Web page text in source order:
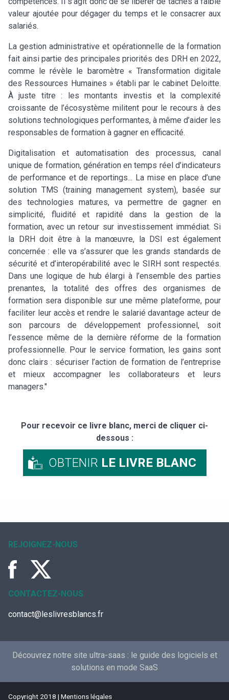
valeur ajoutée pour dégager du temps et le consacrer aux
salariés.
La gestion administrative et opérationnelle de la formation
fait ainsi partie des principales priorités des DRH en 2022,
comme le révèle le baromètre « Transformation digitale
des Ressources Humaines » établi par le cabinet Deloitte.
À juste titre : les montants investis et la complexité
croissante de l’écosystème militent pour le recours à des
solutions technologiques performantes, à même d’aider les
responsables de formation à gagner en efficacité.
Digitalisation et automatisation des processus, canal
unique de formation, génération en temps réel d’indicateurs
de performance et de reportings... La mise en place d’une
solution TMS (training management system), basée sur
des technologies matures, va permettre de gagner en
simplicité, fluidité et rapidité dans la gestion de la
formation, avec un retour sur investissement immédiat. Si
la DRH doit être à la manœuvre, la DSI est également
concernée : elle va s’assurer que les grands standards de
sécurité et d’interopérabilité avec le SIRH sont respectés.
Dans une logique de hub élargi à l’ensemble des parties
prenantes, la totalité des offres des organismes de
formation sera disponible sur une même plateforme, pour
faciliter leur accès et rendre le salarié davantage acteur de
son parcours de développement professionnel, soit
l’essence même de la dernière réforme de la formation
professionnelle. Pour le service formation, les gains sont
donc clairs : sécuriser l’action de formation de l’entreprise
et mieux accompagner les collaborateurs et leurs
managers."
Pour recevoir ce livre blanc, merci de cliquer ci-
dessous :
OBTENIR LE LIVRE BLANC
REJOIGNEZ-NOUS
CONTACTEZ-NOUS
contact@leslivresblancs.fr
Découvrez notre site ultra-saas : le guide des logiciels et
solutions en mode SaaS
Copyright 2018 | Mentions légales